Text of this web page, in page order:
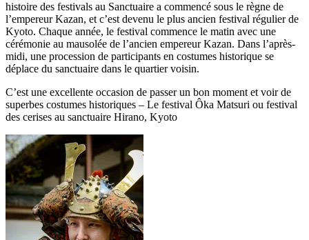
histoire des festivals au Sanctuaire a commencé sous le règne de
l’empereur Kazan, et c’est devenu le plus ancien festival régulier de
Kyoto. Chaque année, le festival commence le matin avec une
cérémonie au mausolée de l’ancien empereur Kazan. Dans l’après-
midi, une procession de participants en costumes historique se
déplace du sanctuaire dans le quartier voisin.
C’est une excellente occasion de passer un bon moment et voir de
superbes costumes historiques – Le festival Ôka Matsuri ou festival
des cerises au sanctuaire Hirano, Kyoto